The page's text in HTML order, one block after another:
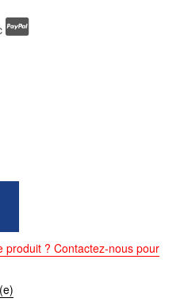
produit ? Contactez-nous pour